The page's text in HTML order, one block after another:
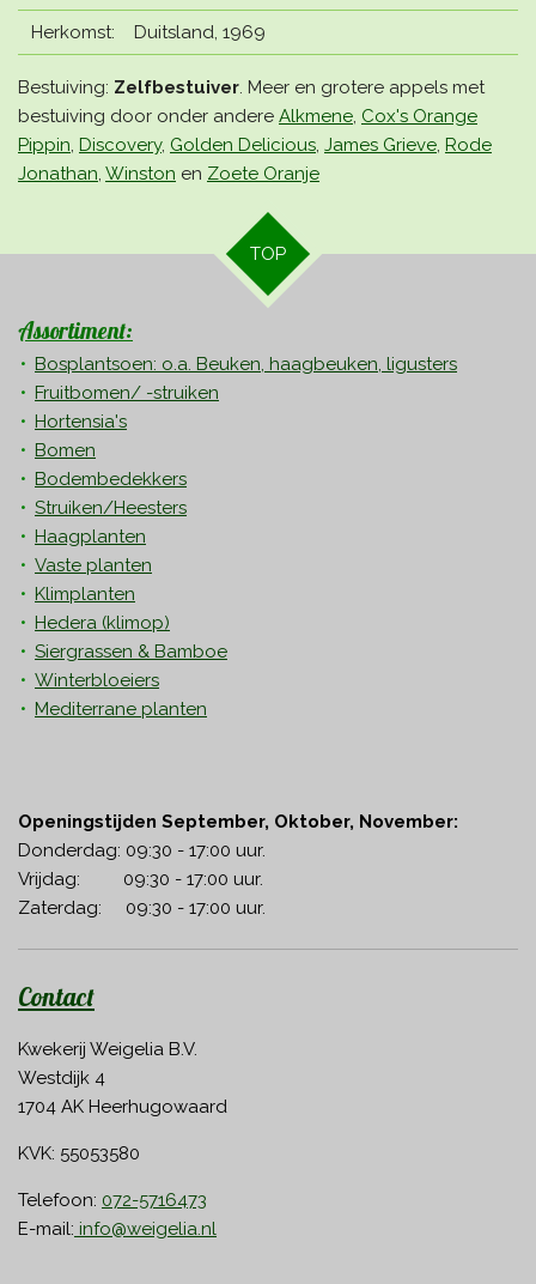
Herkomst: Duitsland, 1969
Bestuiving: Zelfbestuiver. Meer en grotere appels met
bestuiving door onder andere Alkmene, Cox's Orange
Pippin, Discovery, Golden Delicious, James Grieve, Rode
Jonathan, Winston en Zoete Oranje
TOP
Assortiment:
Bosplantsoen: o.a. Beuken, haagbeuken, ligusters
Fruitbomen/ -struiken
Hortensia's
Bomen
Bodembedekkers
Struiken/Heesters
Haagplanten
Vaste planten
Klimplanten
Hedera (klimop)
Siergrassen & Bamboe
Winterbloeiers
Mediterrane planten
Openingstijden September, Oktober, November:
Donderdag: 09:30 - 17:00 uur.
Vrijdag: 09:30 - 17:00 uur.
Zaterdag: 09:30 - 17:00 uur.
Contact
Kwekerij Weigelia B.V.
Westdijk 4
1704 AK Heerhugowaard
KVK: 55053580
Telefoon: 072-5716473
E-mail: info@weigelia.nl